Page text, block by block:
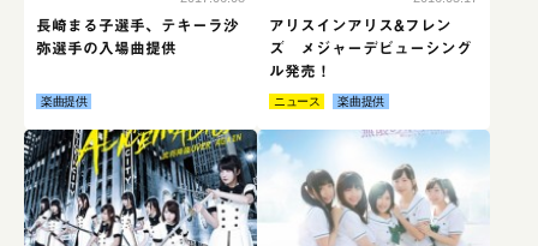
長崎まる子選手、テキーラ沙
弥選手の入場曲提供
楽曲提供
アリスインアリス&フレン
ズ メジャーデビューシング
ル発売！
ニュース 楽曲提供
続きはこちら